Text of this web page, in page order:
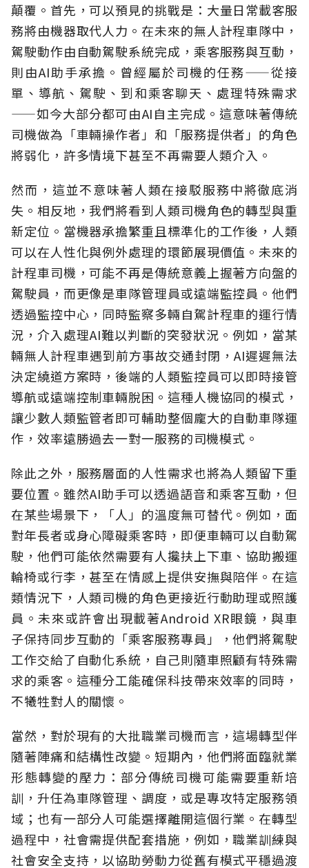
顛覆。首先，可以預見的挑戰是：大量日常載客服
務將由機器取代人力。在未來的無人計程車隊中，
駕駛動作由自動駕駛系統完成，乘客服務與互動，
則由AI助手承擔。曾經屬於司機的任務——從接
單、導航、駕駛、到和乘客聊天、處理特殊需求
——如今大部分都可由AI自主完成。這意味著傳統
司機做為「車輛操作者」和「服務提供者」的角色
將弱化，許多情境下甚至不再需要人類介入。
然而，這並不意味著人類在接駁服務中將徹底消
失。相反地，我們將看到人類司機角色的轉型與重
新定位。當機器承擔繁重且標準化的工作後，人類
可以在人性化與例外處理的環節展現價值。未來的
計程車司機，可能不再是傳統意義上握著方向盤的
駕駛員，而更像是車隊管理員或遠端監控員。他們
透過監控中心，同時監察多輛自駕計程車的運行情
況，介入處理AI難以判斷的突發狀況。例如，當某
輛無人計程車遇到前方事故交通封閉，AI遲遲無法
決定繞道方案時，後端的人類監控員可以即時接管
導航或遠端控制車輛脫困。這種人機協同的模式，
讓少數人類監管者即可輔助整個龐大的自動車隊運
作，效率遠勝過去一對一服務的司機模式。
除此之外，服務層面的人性需求也將為人類留下重
要位置。雖然AI助手可以透過語音和乘客互動，但
在某些場景下，「人」的溫度無可替代。例如，面
對年長者或身心障礙乘客時，即便車輛可以自動駕
駛，他們可能依然需要有人攙扶上下車、協助搬運
輪椅或行李，甚至在情感上提供安撫與陪伴。在這
類情況下，人類司機的角色更接近行動助理或照護
員。未來或許會出現載著Android XR眼鏡，與車
子保持同步互動的「乘客服務專員」，他們將駕駛
工作交給了自動化系統，自己則隨車照顧有特殊需
求的乘客。這種分工能確保科技帶來效率的同時，
不犧牲對人的關懷。
當然，對於現有的大批職業司機而言，這場轉型伴
隨著陣痛和結構性改變。短期內，他們將面臨就業
形態轉變的壓力：部分傳統司機可能需要重新培
訓，升任為車隊管理、調度，或是專攻特定服務領
域；也有一部分人可能選擇離開這個行業。在轉型
過程中，社會需提供配套措施，例如，職業訓練與
社會安全支持，以協助勞動力從舊有模式平穩過渡